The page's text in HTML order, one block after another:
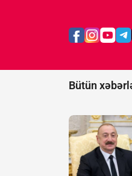
Bütün
praktiki
keçib -
RƏY